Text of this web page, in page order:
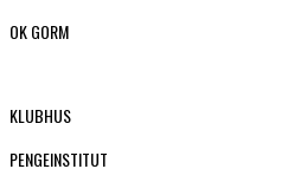
OK GORM
KLUBHUS
PENGEINSTITUT